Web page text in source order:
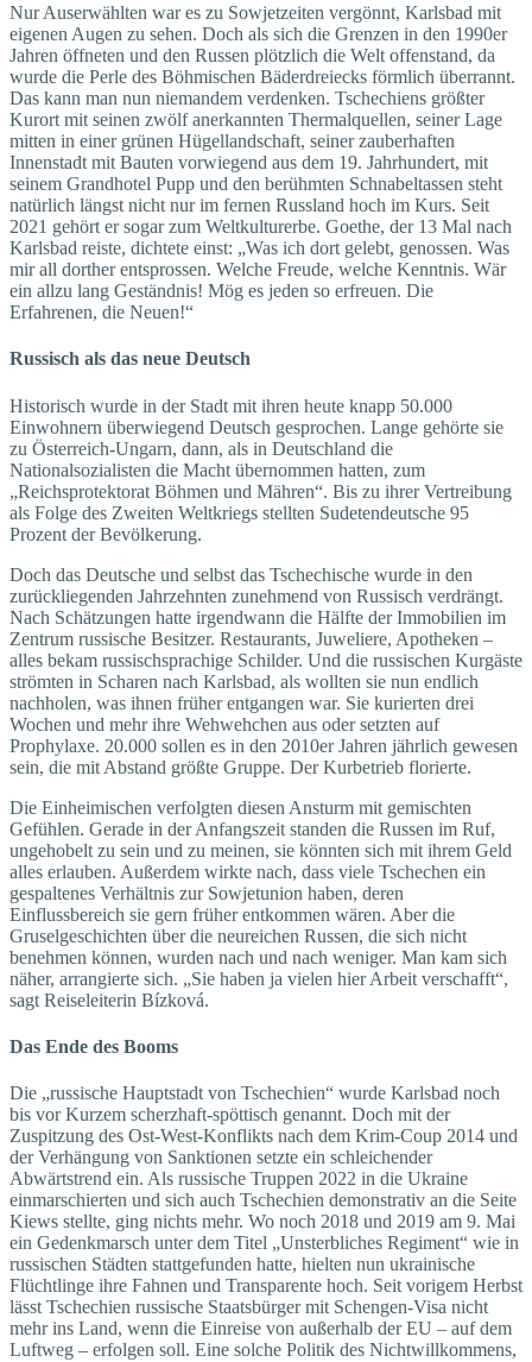
Nur Auserwählten war es zu Sowjetzeiten vergönnt, Karlsbad mit
eigenen Augen zu sehen. Doch als sich die Grenzen in den 1990er
Jahren öffneten und den Russen plötzlich die Welt offenstand, da
wurde die Perle des Böhmischen Bäderdreiecks förmlich überrannt.
Das kann man nun niemandem verdenken. Tschechiens größter
Kurort mit seinen zwölf anerkannten Thermalquellen, seiner Lage
mitten in einer grünen Hügellandschaft, seiner zauberhaften
Innenstadt mit Bauten vorwiegend aus dem 19. Jahrhundert, mit
seinem Grandhotel Pupp und den berühmten Schnabeltassen steht
natürlich längst nicht nur im fernen Russland hoch im Kurs. Seit
2021 gehört er sogar zum Weltkulturerbe. Goethe, der 13 Mal nach
Karlsbad reiste, dichtete einst: „Was ich dort gelebt, genossen. Was
mir all dorther entsprossen. Welche Freude, welche Kenntnis. Wär
ein allzu lang Geständnis! Mög es jeden so erfreuen. Die
Erfahrenen, die Neuen!“
Russisch als das neue Deutsch
Historisch wurde in der Stadt mit ihren heute knapp 50.000
Einwohnern überwiegend Deutsch gesprochen. Lange gehörte sie
zu Österreich-Ungarn, dann, als in Deutschland die
Nationalsozialisten die Macht übernommen hatten, zum
„Reichsprotektorat Böhmen und Mähren“. Bis zu ihrer Vertreibung
als Folge des Zweiten Weltkriegs stellten Sudetendeutsche 95
Prozent der Bevölkerung.
Doch das Deutsche und selbst das Tschechische wurde in den
zurückliegenden Jahrzehnten zunehmend von Russisch verdrängt.
Nach Schätzungen hatte irgendwann die Hälfte der Immobilien im
Zentrum russische Besitzer. Restaurants, Juweliere, Apotheken –
alles bekam russischsprachige Schilder. Und die russischen Kurgäste
strömten in Scharen nach Karlsbad, als wollten sie nun endlich
nachholen, was ihnen früher entgangen war. Sie kurierten drei
Wochen und mehr ihre Wehwehchen aus oder setzten auf
Prophylaxe. 20.000 sollen es in den 2010er Jahren jährlich gewesen
sein, die mit Abstand größte Gruppe. Der Kurbetrieb florierte.
Die Einheimischen verfolgten diesen Ansturm mit gemischten
Gefühlen. Gerade in der Anfangszeit standen die Russen im Ruf,
ungehobelt zu sein und zu meinen, sie könnten sich mit ihrem Geld
alles erlauben. Außerdem wirkte nach, dass viele Tschechen ein
gespaltenes Verhältnis zur Sowjetunion haben, deren
Einflussbereich sie gern früher entkommen wären. Aber die
Gruselgeschichten über die neureichen Russen, die sich nicht
benehmen können, wurden nach und nach weniger. Man kam sich
näher, arrangierte sich. „Sie haben ja vielen hier Arbeit verschafft“,
sagt Reiseleiterin Bízková.
Das Ende des Booms
Die „russische Hauptstadt von Tschechien“ wurde Karlsbad noch
bis vor Kurzem scherzhaft-spöttisch genannt. Doch mit der
Zuspitzung des Ost-West-Konflikts nach dem Krim-Coup 2014 und
der Verhängung von Sanktionen setzte ein schleichender
Abwärtstrend ein. Als russische Truppen 2022 in die Ukraine
einmarschierten und sich auch Tschechien demonstrativ an die Seite
Kiews stellte, ging nichts mehr. Wo noch 2018 und 2019 am 9. Mai
ein Gedenkmarsch unter dem Titel „Unsterbliches Regiment“ wie in
russischen Städten stattgefunden hatte, hielten nun ukrainische
Flüchtlinge ihre Fahnen und Transparente hoch. Seit vorigem Herbst
lässt Tschechien russische Staatsbürger mit Schengen-Visa nicht
mehr ins Land, wenn die Einreise von außerhalb der EU – auf dem
Luftweg – erfolgen soll. Eine solche Politik des Nichtwillkommens,